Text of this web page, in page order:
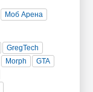
Моб Арена
GregTech
Morph
GTA